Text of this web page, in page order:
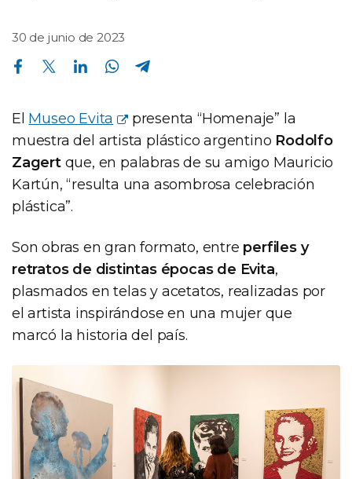
30 de junio de 2023
Compartir en Facebook Compartir en Twitter Compartir en Linkedin Compartir en Whatsapp
El Museo Evita
presenta “Homenaje” la
muestra del artista plástico argentino Rodolfo
Zagertque, en palabras de su amigo Mauricio
Kartún, “resulta una asombrosa celebración
plástica”.
Son obras en gran formato, entre perfiles y
retratos de distintas épocas de Evita,
plasmados en telas y acetatos, realizadas por
el artista inspirándose en una mujer que
marcó la historia del país.